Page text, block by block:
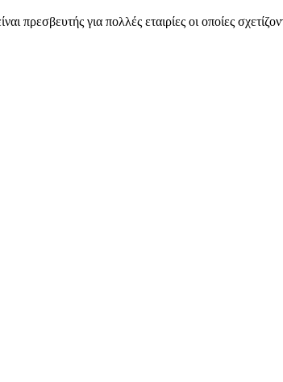
πρεσβευτής για πολλές εταιρίες οι οποίες